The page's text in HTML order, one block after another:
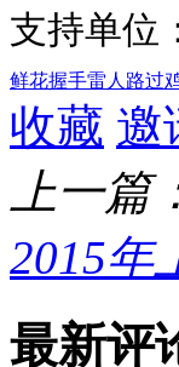
支持单位
鲜花握手雷人 路过
收藏 邀
上一篇
2015年
最新评